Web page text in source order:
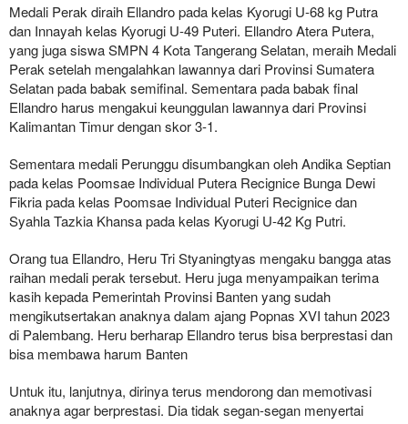
Medali Perak diraih Ellandro pada kelas Kyorugi U-68 kg Putra
dan Innayah kelas Kyorugi U-49 Puteri. Ellandro Atera Putera,
yang juga siswa SMPN 4 Kota Tangerang Selatan, meraih Medali
Perak setelah mengalahkan lawannya dari Provinsi Sumatera
Selatan pada babak semifinal. Sementara pada babak final
Ellandro harus mengakui keunggulan lawannya dari Provinsi
Kalimantan Timur dengan skor 3-1.
Sementara medali Perunggu disumbangkan oleh Andika Septian
pada kelas Poomsae Individual Putera Recignice Bunga Dewi
Fikria pada kelas Poomsae Individual Puteri Recignice dan
Syahla Tazkia Khansa pada kelas Kyorugi U-42 Kg Putri.
Orang tua Ellandro, Heru Tri Styaningtyas mengaku bangga atas
raihan medali perak tersebut. Heru juga menyampaikan terima
kasih kepada Pemerintah Provinsi Banten yang sudah
mengikutsertakan anaknya dalam ajang Popnas XVI tahun 2023
di Palembang. Heru berharap Ellandro terus bisa berprestasi dan
bisa membawa harum Banten
Untuk itu, lanjutnya, dirinya terus mendorong dan memotivasi
anaknya agar berprestasi. Dia tidak segan-segan menyertai